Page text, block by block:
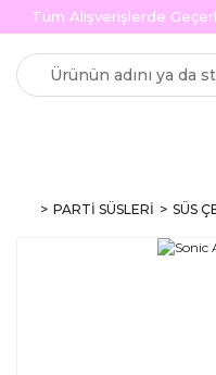
Tüm Alışverişlerde
PARTİ SÜSLERİ SÜS